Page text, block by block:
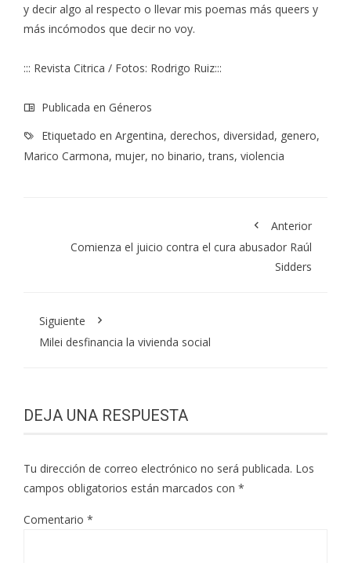
y decir algo al respecto o llevar mis poemas más queers y
más incómodos que decir no voy.
::: Revista Citrica / Fotos: Rodrigo Ruiz:::
Publicada en Géneros
Etiquetado en Argentina, derechos, diversidad, genero,
Marico Carmona, mujer, no binario,trans, violencia
Anterior
Comienza el juicio contra el cura abusador Raúl
Sidders
Siguiente
Milei desfinancia la vivienda social
DEJA UNA RESPUESTA
Tu dirección de correo electrónico no será publicada. Los
campos obligatorios están marcados con *
Comentario *